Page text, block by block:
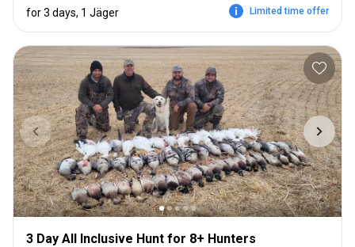
for 3 days, 1 Jäger Limited time offer
3 Day All Inclusive Hunt for 8+ Hunters